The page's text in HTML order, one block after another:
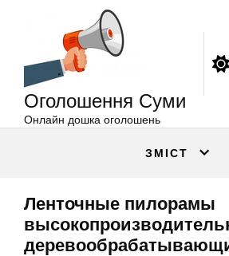
Оголошення Суми
Онлайн дошка оголошень
ЗМІСТ
Ленточные пилорамы